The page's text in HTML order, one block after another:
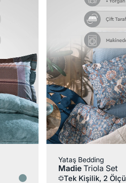
Yataş Bedding
Madie Triola Set
Tek Kişilik, 2 Ölçü